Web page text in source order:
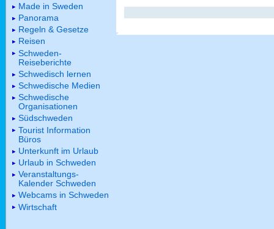
Made in Sweden
Panorama
Regeln & Gesetze
Reisen
Schweden-
Reiseberichte
Schwedisch lernen
Schwedische Medien
Schwedische
Organisationen
Südschweden
Tourist Information
Büros
Unterkunft im Urlaub
Urlaub in Schweden
Veranstaltungs-
Kalender Schweden
Webcams in Schweden
Wirtschaft